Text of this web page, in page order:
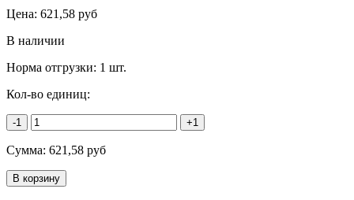
Цена: 621,58 руб
В наличии
Норма отгрузки: 1 шт.
Кол-во единиц:
-1 +1
Сумма: 621,58 руб